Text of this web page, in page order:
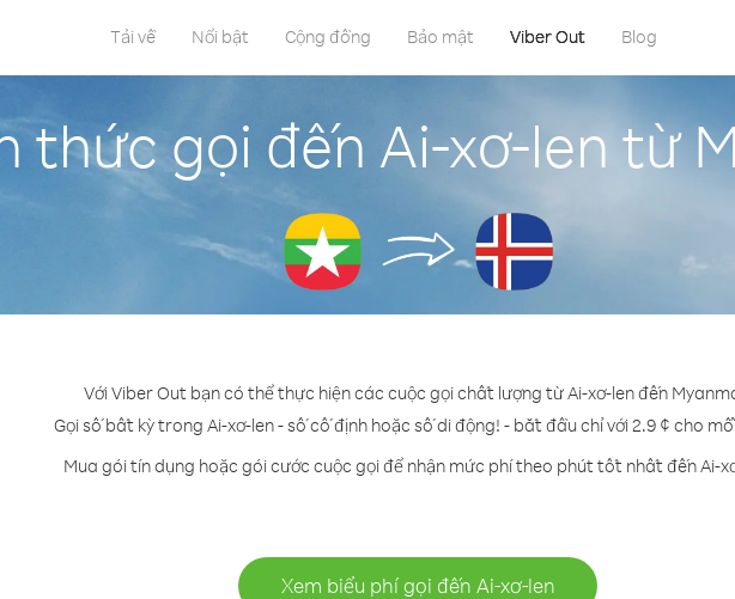
Tải về Nổi bật Cộng đồng Bảo mật Viber Out Blog
thức gọi đến Ai-xơ-len từ
Với Viber Out bạn có thể thực hiện các cuộc gọi chất lượng từ Ai-xơ-len đến
Gọi số bất kỳ trong Ai-xơ-len - số cố định hoặc số di động! - bắt đầu chỉ với 2.9 ¢ cho
Mua gói tín dụng hoặc gói cước cuộc gọi để nhận mức phí theo phút tốt nhất đến Ai-
Xem biểu phí gọi đến Ai-xơ-len